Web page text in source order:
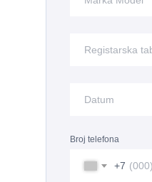
Broj telefona
+7